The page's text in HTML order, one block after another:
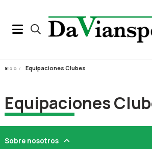
Inicio Equipaciones Clubes
Equipaciones
Sobre nosotros